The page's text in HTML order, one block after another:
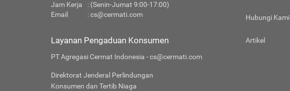
Jam Kerja
: (Senin-Jumat 9:00-17:00)
Email
:cs@cermati.com
Layanan Pengaduan Konsumen
PT Agregasi Cermat Indonesia - cs@cermati.com
Direktorat Jenderal Perlindungan
Konsumen dan Tertib Niaga
Hubungi Kami
Artikel